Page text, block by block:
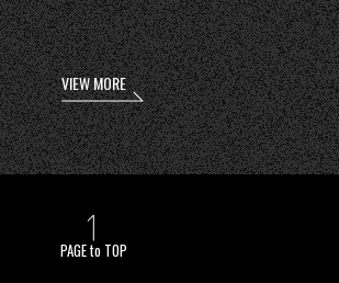
VIEW MORE
PAGE to TOP